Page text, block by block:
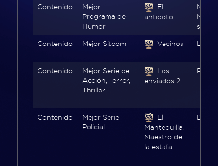
FAQ
somos?
Contenido
Mejor
Programa de
Humor
El
antídoto
Mega,
Contenido Mejor Sitcom Vecinos Las
Contenido
Mejor Serie de
Acción, Terror,
Thriller
Los
enviados 2
Contenido
Mejor Serie
Policial
El
Mantequilla.
Maestro de
la estafa